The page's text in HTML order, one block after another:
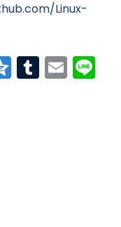
Linux-
Qzone
Tumblr